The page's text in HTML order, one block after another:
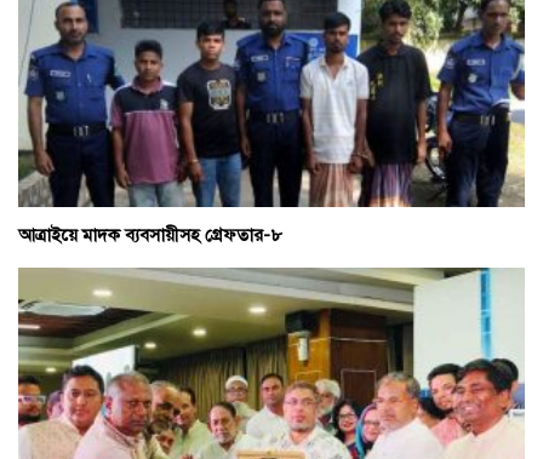
আত্রাইয়ে মাদক ব্যবসায়ীসহ গ্রেফতার-৮